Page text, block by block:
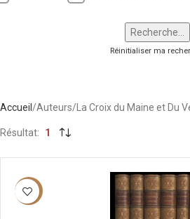
Réinitialiser ma
Accueil Auteurs La Croix du Maine et Du
Résultat 1
-40%